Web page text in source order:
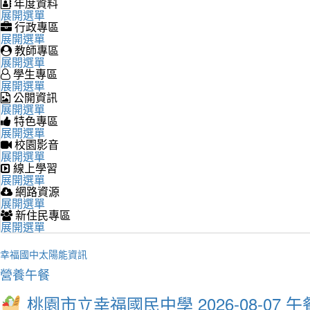
展開選單
行政專區
展開選單
教師專區
展開選單
學生專區
展開選單
公開資訊
展開選單
特色專區
展開選單
校園影音
展開選單
線上學習
展開選單
網路資源
展開選單
新住民專區
展開選單
幸福國中太陽能資訊
營養午餐
桃園市立幸福國民中學 2026-08-07 午